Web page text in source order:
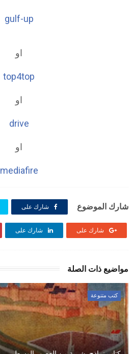
gulf-up
او
top4top
او
drive
او
mediafire
شارك الموضوع شارك على
شارك على شارك على
مواضيع ذات الصلة
كتب متنوعة